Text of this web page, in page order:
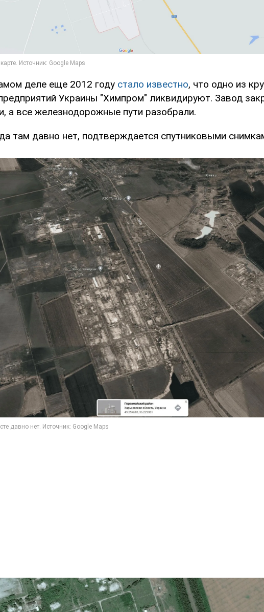
деле еще 2012 году стало известно, что одно из
Украины "Химпром" ликвидируют. Завод
а все железнодорожные пути разобрали.
там давно нет, подтверждается спутниковыми